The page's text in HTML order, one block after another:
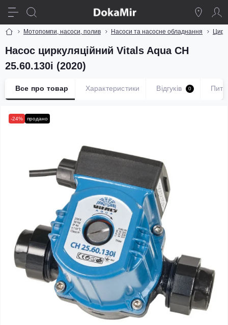
Мотопомпи, насоси, полив Насоси та насосне обладнання
Насос циркуляційний Vitals Aqua CH
25.60.130i (2020)
Все про товар Характеристики Відгуків 0
-24% продано